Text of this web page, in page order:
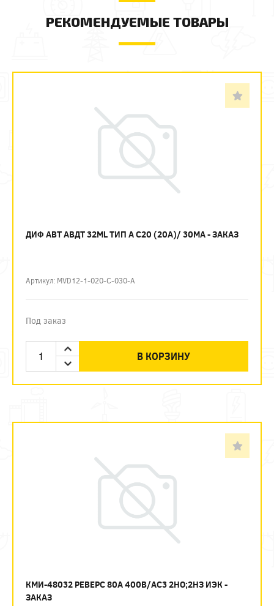
РЕКОМЕНДУЕМЫЕ ТОВАРЫ
ДИФ АВТ АВДТ 32ML ТИП А C20 (20А)/ 30МА - ЗАКАЗ
Артикул: MVD12-1-020-C-030-A
Под заказ
В КОРЗИНУ
КМИ-48032 РЕВЕРС 80А 400В/АС3 2НО;2НЗ ИЭК -
ЗАКАЗ